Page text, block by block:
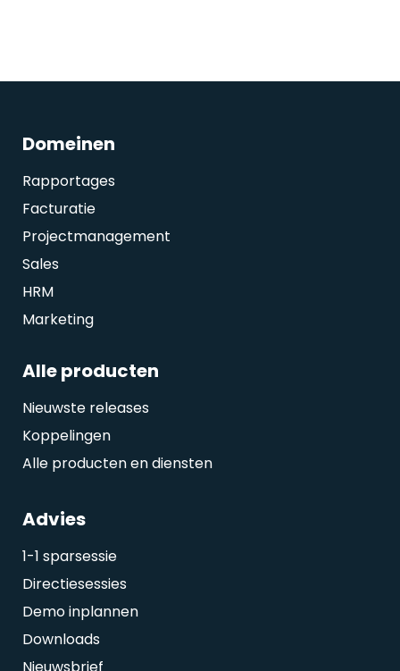
Domeinen
Rapportages
Facturatie
Projectmanagement
Sales
HRM
Marketing
Alle producten
Nieuwste releases
Koppelingen
Alle producten en diensten
Advies
1-1 sparsessie
Directiesessies
Demo inplannen
Downloads
Nieuwsbrief